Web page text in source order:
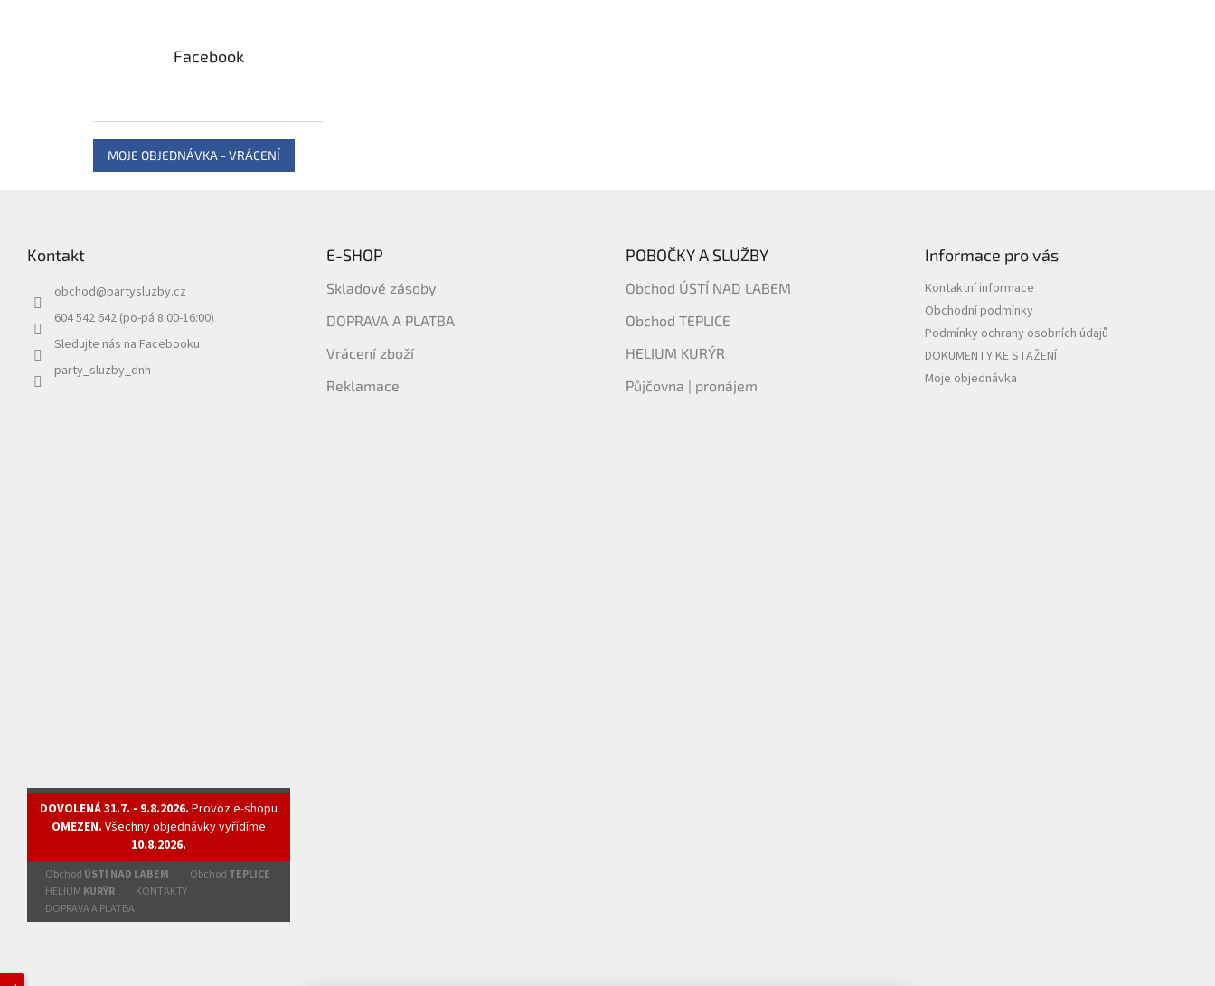
Facebook
MOJE OBJEDNÁVKA - VRÁCENÍ
Kontakt
obchod@partysluzby.cz
604 542 642 (po-pá 8:00-16:00)
Sledujte nás na Facebooku
party_sluzby_dnh
E-SHOP
Skladové zásoby
DOPRAVA A PLATBA
Vrácení zboží
Reklamace
POBOČKY A SLUŽBY
Obchod ÚSTÍ NAD LABEM
Obchod TEPLICE
HELIUM KURÝR
Půjčovna | pronájem
Informace pro vás
Kontaktní informace
Obchodní podmínky
Podmínky ochrany osobních údajů
DOKUMENTY KE STAŽENÍ
Moje objednávka
DOVOLENÁ 31.7. - 9.8.2026. Provoz e-shopu
OMEZEN. Všechny objednávky vyřídíme
10.8.2026.
Obchod ÚSTÍ NAD LABEM Obchod TEPLICE
HELIUM KURÝR
KONTAKTY
DOPRAVA A PLATBA